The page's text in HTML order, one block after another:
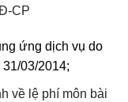
CP
ứng dịch vụ do
03/2014;
về lệ phí môn bài